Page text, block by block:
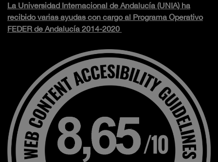
La Universidad Internacional de Andalucía (UNIA) ha
recibido varias ayudas con cargo al Programa Operativo
FEDER de Andalucía 2014-2020